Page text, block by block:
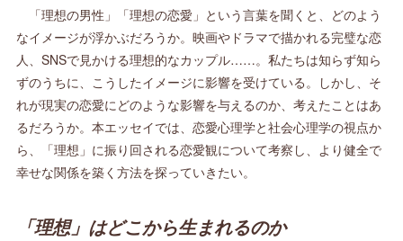
「理想の男性」「理想の恋愛」という言葉を聞くと、どのよう
なイメージが浮かぶだろうか。映画やドラマで描かれる完璧な恋
人、SNSで見かける理想的なカップル……。私たちは知らず知ら
ずのうちに、こうしたイメージに影響を受けている。しかし、そ
れが現実の恋愛にどのような影響を与えるのか、考えたことはあ
るだろうか。本エッセイでは、恋愛心理学と社会心理学の視点か
ら、「理想」に振り回される恋愛観について考察し、より健全で
幸せな関係を築く方法を探っていきたい。
「理想」はどこから生まれるのか